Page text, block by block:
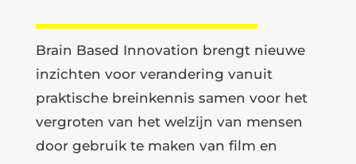
Brain Based Innovation brengt nieuwe
inzichten voor verandering vanuit
praktische breinkennis samen voor het
vergroten van het welzijn van mensen
door gebruik te maken van film en